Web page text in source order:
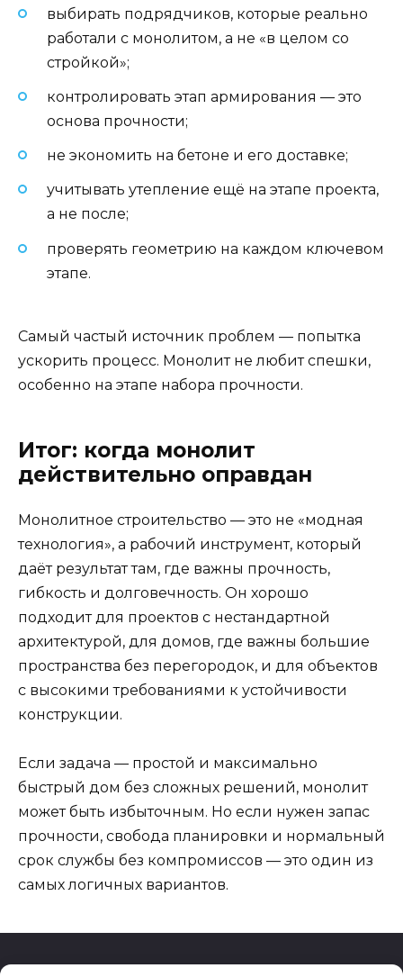
выбирать подрядчиков, которые реально
работали с монолитом, а не «в целом со
стройкой»;
контролировать этап армирования — это
основа прочности;
не экономить на бетоне и его доставке;
учитывать утепление ещё на этапе проекта,
а не после;
проверять геометрию на каждом ключевом
этапе.
Самый частый источник проблем — попытка
ускорить процесс. Монолит не любит спешки,
особенно на этапе набора прочности.
Итог: когда монолит
действительно оправдан
Монолитное строительство — это не «модная
технология», а рабочий инструмент, который
даёт результат там, где важны прочность,
гибкость и долговечность. Он хорошо
подходит для проектов с нестандартной
архитектурой, для домов, где важны большие
пространства без перегородок, и для объектов
с высокими требованиями к устойчивости
конструкции.
Если задача — простой и максимально
быстрый дом без сложных решений, монолит
может быть избыточным. Но если нужен запас
прочности, свобода планировки и нормальный
срок службы без компромиссов — это один из
самых логичных вариантов.